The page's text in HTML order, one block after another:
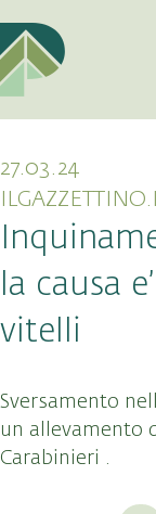
27.03.24
la causa
vitelli
Sversamento
un allevamento
Carabinieri .